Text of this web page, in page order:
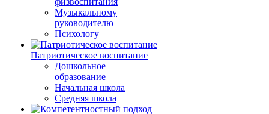
Музыкальному
руководителю
Психологу
Патриотическое воспитание
Дошкольное
образование
Начальная школа
Средняя школа